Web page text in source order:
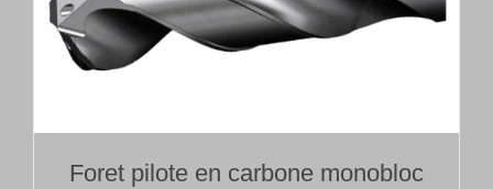
Foret pilote en carbone monobloc